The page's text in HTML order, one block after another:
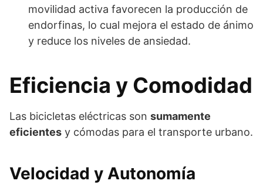
movilidad activa favorecen la producción de
endorfinas, lo cual mejora el estado de ánimo
y reduce los niveles de ansiedad.
Eficiencia y Comodidad
Las bicicletas eléctricas son sumamente
eficientes y cómodas para el transporte urbano.
Velocidad y Autonomía